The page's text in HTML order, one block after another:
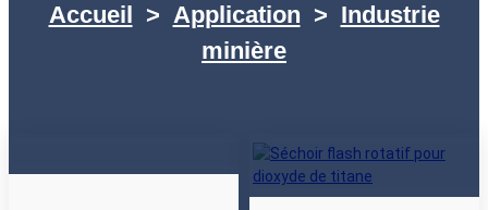
Accueil > Application > Industrie
minière